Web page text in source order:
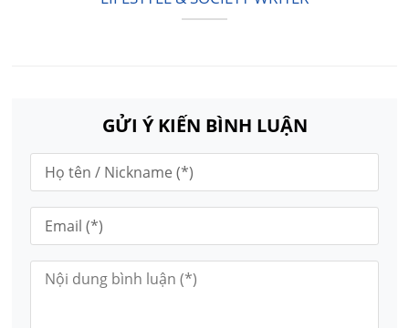
GỬI Ý KIẾN BÌNH LUẬN